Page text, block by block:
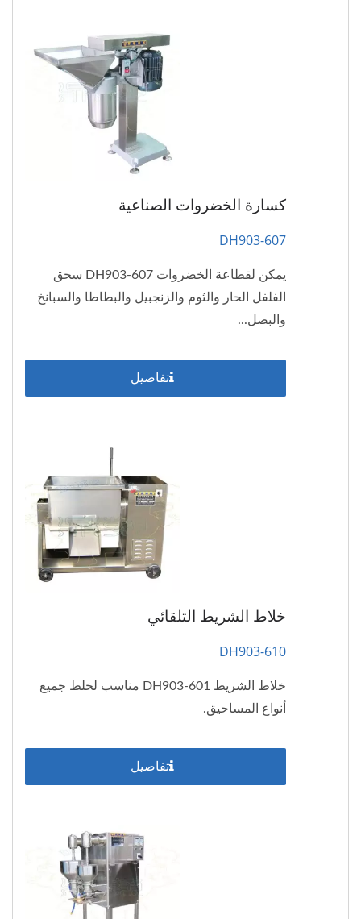
كسارة الخضروات الصناعية
DH903-607
يمكن لقطاعة الخضروات DH903-607 سحق
الفلفل الحار والثوم والزنجبيل والبطاطا والسبانخ
والبصل...
تفاصيل
خلاط الشريط التلقائي
DH903-610
خلاط الشريط DH903-601 مناسب لخلط جميع
أنواع المساحيق.
تفاصيل